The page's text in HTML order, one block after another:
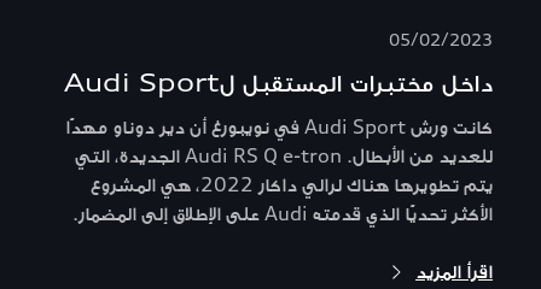
05/02/2023
داخل مختبرات المستقبل لAudi Sport
كانت ورش Audi Sport في نويبورغ أن دير دوناو مهدًا
للعديد من الأبطال. Audi RS Q e-tron الجديدة، التي
يتم تطويرها هناك لرالي داكار 2022، هي المشروع
الأكثر تحديًا الذي قدمته Audi على الإطلاق إلى المضمار.
اقرأ المزيد